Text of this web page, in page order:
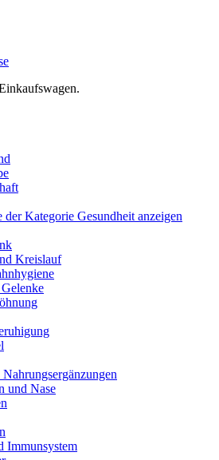
Kategorie Gesundheit anzeigen
Kreislauf
und Nase
Immunsystem